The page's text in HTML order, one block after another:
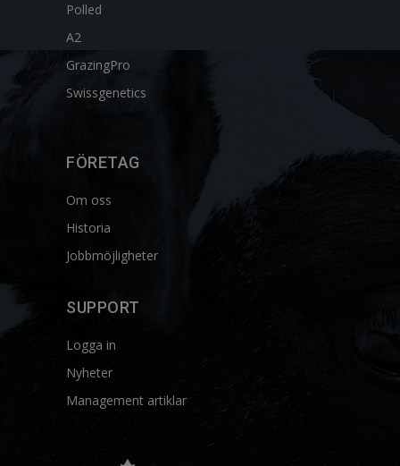
Polled
A2
GrazingPro
Swissgenetics
FÖRETAG
Om oss
Historia
Jobbmöjligheter
SUPPORT
Logga in
Nyheter
Management artiklar